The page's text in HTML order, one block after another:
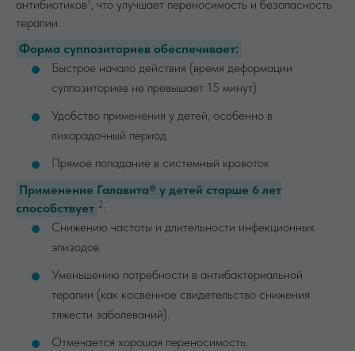
антибиотиков , что улучшает переносимость и безопасность
терапии.
Форма суппозиториев обеспечивает:
Быстрое начало действия (время деформации
суппозиториев не превышает 15 минут)
Удобство применения у детей, особенно в
лихорадочный период
Прямое попадание в системный кровоток
Применение Галавита® у детей старше 6 лет
способствует 2:
Снижению частоты и длительности инфекционных
эпизодов.
Уменьшению потребности в антибактериальной
терапии (как косвенное свидетельство снижения
тяжести заболеваний).
Отмечается хорошая переносимость.